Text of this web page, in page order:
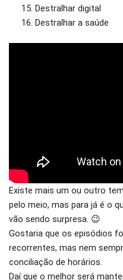
Destralhar digital
Destralhar a saúde
Existe mais um ou outro
pelo meio, mas para já é o
vão sendo surpresa. 😉
Gostaria que os episódios
recorrentes, mas nem
conciliação de horários.
Daí que o melhor será